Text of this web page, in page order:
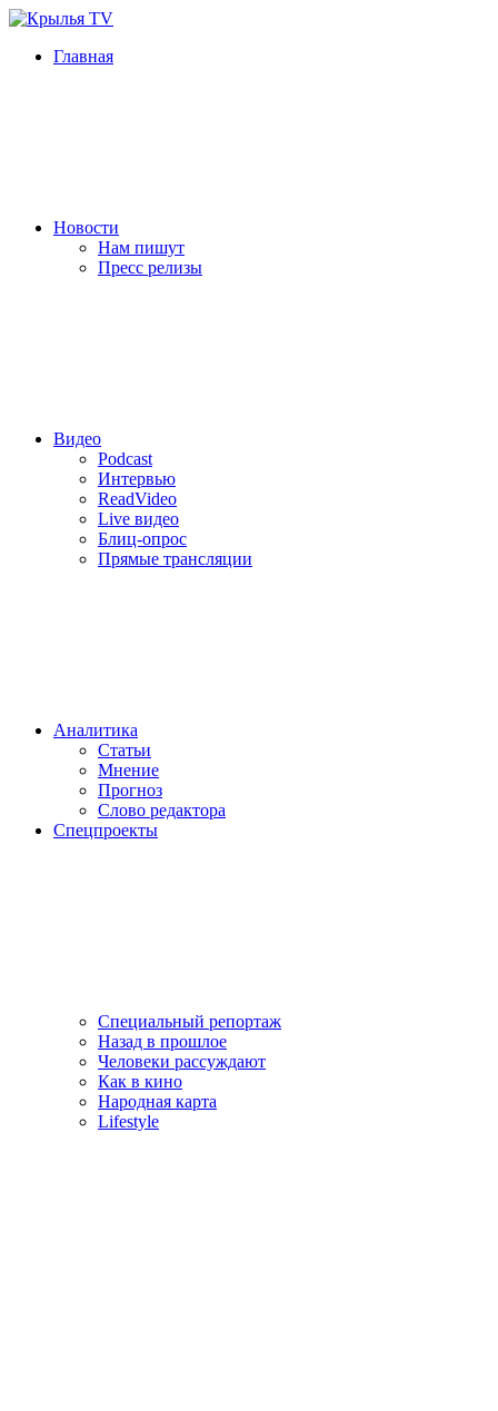
Главная
Новости
Нам пишут
Пресс релизы
Видео
Podcast
Интервью
ReadVideo
Live видео
Блиц-опрос
Прямые трансляции
Аналитика
Статьи
Мнение
Прогноз
Cлово редактора
Спецпроекты
Специальный репортаж
Назад в прошлое
Человеки рассуждают
Как в кино
Народная карта
Lifestyle